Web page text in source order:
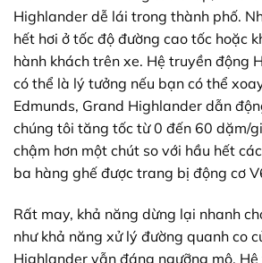
Highlander dễ lái trong thành phố.
hết hơi ở tốc độ đường cao tốc hoặc
hành khách trên xe. Hệ truyền động
có thể là lý tưởng nếu bạn có thể
Edmunds, Grand Highlander dẫn
chúng tôi tăng tốc từ 0 đến 60 dặm/
chậm hơn một chút so với hầu hết
ba hàng ghế được trang bị động cơ
Rất may, khả năng dừng lại nhanh
như khả năng xử lý đường quanh co
Highlander vẫn đáng ngưỡng mộ.